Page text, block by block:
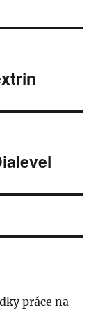
práce na